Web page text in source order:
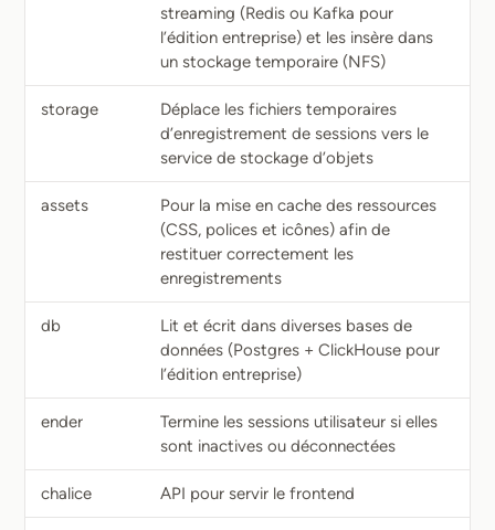
streaming (Redis ou Kafka pour
l’édition entreprise) et les insère dans
un stockage temporaire (NFS)
storage
Déplace les fichiers temporaires
d’enregistrement de sessions vers le
service de stockage d’objets
assets
Pour la mise en cache des ressources
(CSS, polices et icônes) afin de
restituer correctement les
enregistrements
db
Lit et écrit dans diverses bases de
données (Postgres + ClickHouse pour
l’édition entreprise)
ender
Termine les sessions utilisateur si elles
sont inactives ou déconnectées
chalice API pour servir le frontend